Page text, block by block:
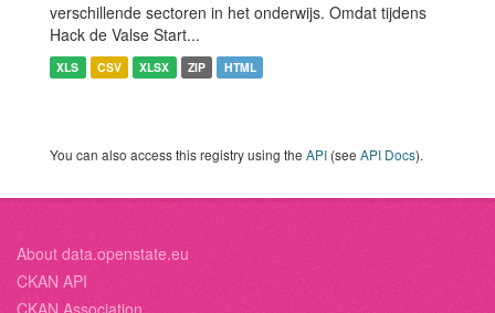
verschillende sectoren in het onderwijs. Omdat tijdens
Hack de Valse Start...
XLS CSV XLSX ZIP HTML
You can also access this registry using the API (see API Docs).
About data.openstate.eu
CKAN API
CKAN Association